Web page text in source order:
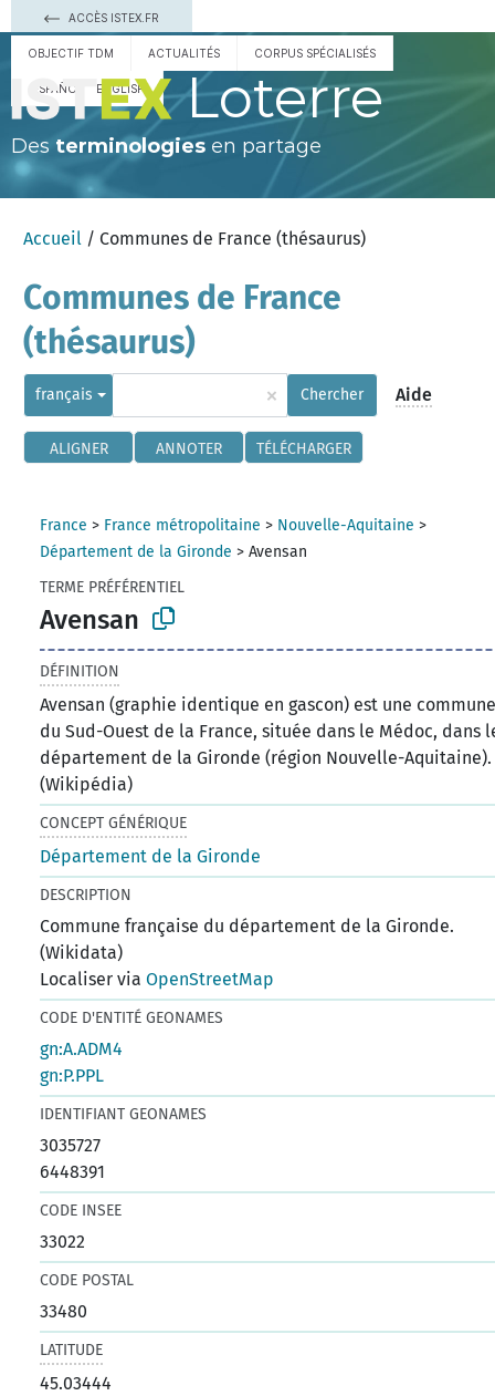
ACCÈS ISTEX.FR
OBJECTIF TDM ACTUALITÉS CORPUS SPÉCIALISÉS
ESPAÑOL ENGLISH Loterre
Des terminologies en partage
Accueil / Communes de France (thésaurus)
Communes de France
(thésaurus)
français × Chercher Aide
ALIGNER ANNOTER TÉLÉCHARGER
France > France métropolitaine > Nouvelle-Aquitaine >
Département de la Gironde >Avensan
TERME PRÉFÉRENTIEL
Avensan
DÉFINITION
Avensan (graphie identique en gascon) est une
du Sud-Ouest de la France, située dans le Médoc, dans
département de la Gironde (région Nouvelle-Aquitaine).
(Wikipédia)
CONCEPT GÉNÉRIQUE
Département de la Gironde
DESCRIPTION
Commune française du département de la Gironde.
(Wikidata)
Localiser viaOpenStreetMap
CODE D'ENTITÉ GEONAMES
gn:A.ADM4
gn:P.PPL
IDENTIFIANT GEONAMES
3035727
6448391
CODE INSEE
33022
CODE POSTAL
33480
LATITUDE
45.03444